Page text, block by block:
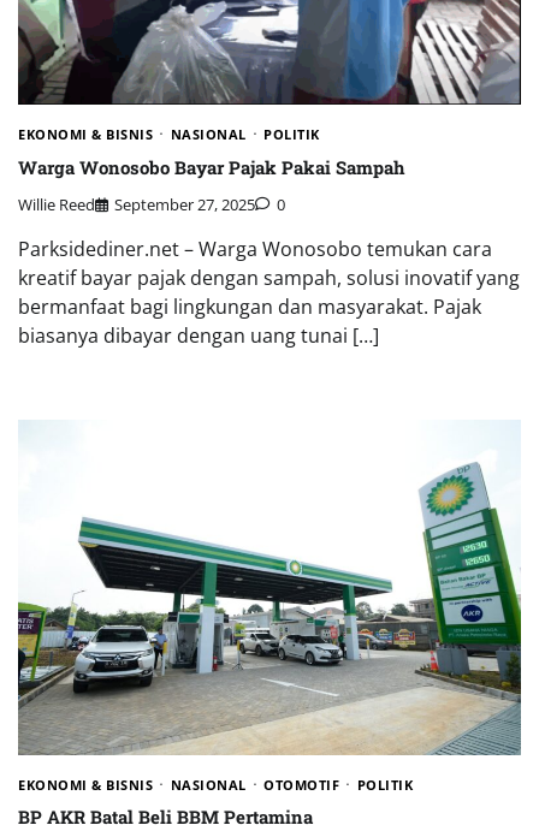
EKONOMI & BISNIS NASIONAL POLITIK
Warga Wonosobo Bayar Pajak Pakai Sampah
Willie Reed September 27, 2025 0
Parksidediner.net – Warga Wonosobo temukan cara
kreatif bayar pajak dengan sampah, solusi inovatif yang
bermanfaat bagi lingkungan dan masyarakat. Pajak
biasanya dibayar dengan uang tunai […]
EKONOMI & BISNIS NASIONAL OTOMOTIF POLITIK
BP AKR Batal Beli BBM Pertamina